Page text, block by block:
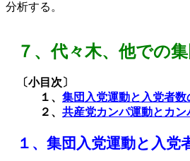
分析する。
７、代々木、他での
〔小目次〕
１、 集団入党運動と入党者数
２、 共産党カンパ運動とカ
１、 集団入党運動と入党